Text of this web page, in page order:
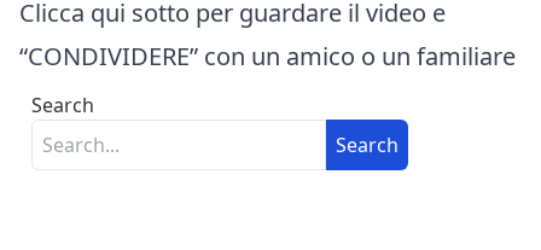
Clicca qui sotto per guardare il video e
“CONDIVIDERE” con un amico o un familiare
Search
Search